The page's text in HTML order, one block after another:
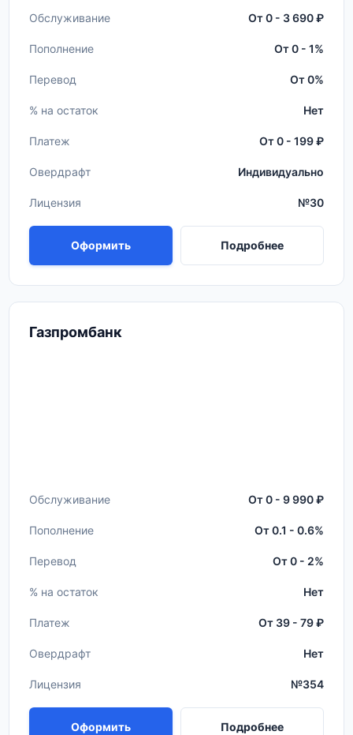
Обслуживание От 0 - 3 690 ₽
Пополнение От 0 - 1%
Перевод От 0%
% на остаток Нет
Платеж От 0 - 199 ₽
Овердрафт Индивидуально
Лицензия №30
Оформить Подробнее
Газпромбанк
Обслуживание От 0 - 9 990 ₽
Пополнение От 0.1 - 0.6%
Перевод От 0 - 2%
% на остаток Нет
Платеж От 39 - 79 ₽
Овердрафт Нет
Лицензия №354
Оформить Подробнее